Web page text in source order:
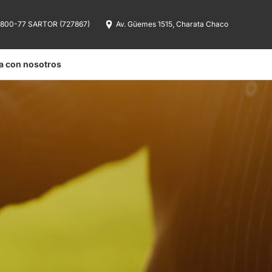
77 SARTOR (727867) Av. Güemes 1515, Charata Chaco
con nosotros